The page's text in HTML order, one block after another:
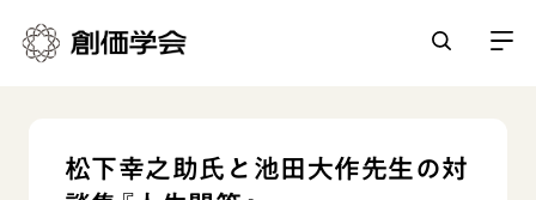
人間革命
松下幸之助氏と池田大作先生の対